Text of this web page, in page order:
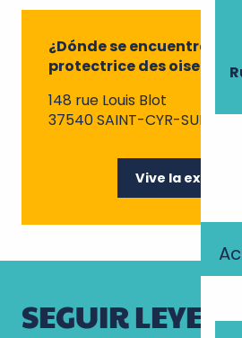
¿Dónde se encuentra la
protectrice des oiseaux?
148 rue Louis Blot
37540 SAINT-CYR-SUR-
Vive la
SEGUIR